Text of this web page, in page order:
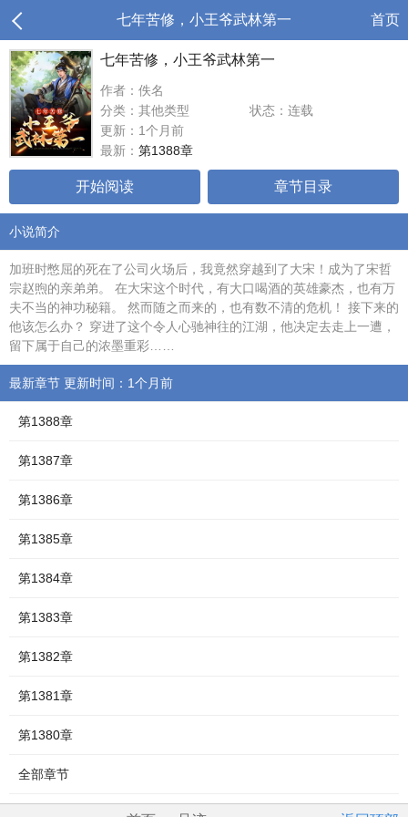
七年苦修，小王爷武林第一 首页
七年苦修，小王爷武林第一
作者：佚名
分类：其他类型
状态：连载
更新：1个月前
最新： 第1388章
开始阅读 章节目录
小说简介
加班时憋屈的死在了公司火场后，我竟然穿越到了大宋！成为了宋哲
宗赵煦的亲弟弟。 在大宋这个时代，有大口喝酒的英雄豪杰，也有万
夫不当的神功秘籍。 然而随之而来的，也有数不清的危机！ 接下来的
他该怎么办？ 穿进了这个令人心驰神往的江湖，他决定去走上一遭，
留下属于自己的浓墨重彩……
最新章节 更新时间：1个月前
第1388章
第1387章
第1386章
第1385章
第1384章
第1383章
第1382章
第1381章
第1380章
全部章节